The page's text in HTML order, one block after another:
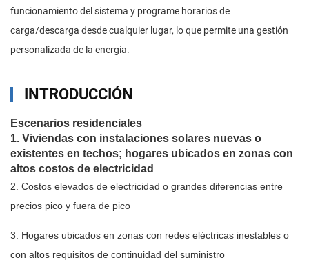
funcionamiento del sistema y programe horarios de
carga/descarga desde cualquier lugar, lo que permite una gestión
personalizada de la energía.
INTRODUCCIÓN
Escenarios residenciales
1. Viviendas con instalaciones solares nuevas o
existentes en techos; hogares ubicados en zonas con
altos costos de electricidad
2. Costos elevados de electricidad o grandes diferencias entre
precios pico y fuera de pico
3. Hogares ubicados en zonas con redes eléctricas inestables o
con altos requisitos de continuidad del suministro